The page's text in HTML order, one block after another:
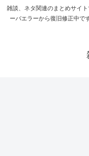
雑談、ネタ関連のまとめサイ
ーバエラーから復旧修正中